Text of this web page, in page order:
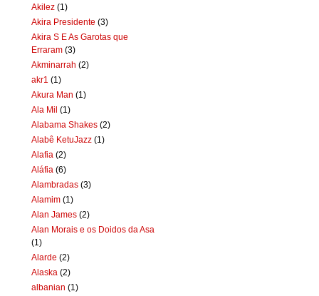
Akilez (1)
Akira Presidente (3)
Akira S E As Garotas que
Erraram (3)
Akminarrah (2)
akr1 (1)
Akura Man (1)
Ala Mil (1)
Alabama Shakes (2)
Alabê KetuJazz (1)
Alafia (2)
Aláfia (6)
Alambradas (3)
Alamim (1)
Alan James (2)
Alan Morais e os Doidos da Asa
(1)
Alarde (2)
Alaska (2)
albanian (1)